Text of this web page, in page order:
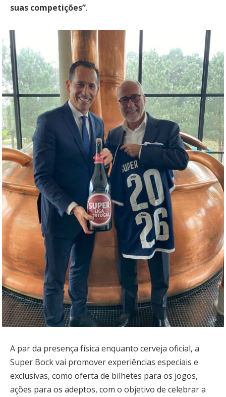
suas competições”.
A par da presença física enquanto cerveja oficial, a
Super Bock vai promover experiências especiais e
exclusivas, como oferta de bilhetes para os jogos,
ações para os adeptos, com o objetivo de celebrar a